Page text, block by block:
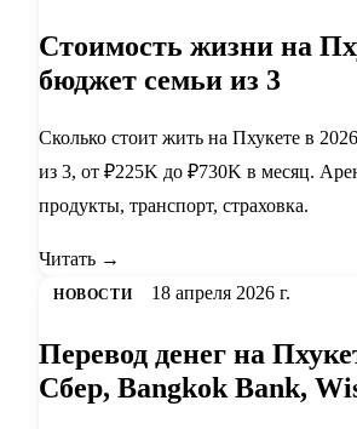
Стоимость жизни на
бюджет семьи из 3
Сколько стоит жить на Пхукете в
из 3, от ₽225K до ₽730K в месяц.
продукты, транспорт, страховка.
Читать →
НОВОСТИ 18 апреля 2026 г.
Перевод денег на
Сбер, Bangkok Bank,